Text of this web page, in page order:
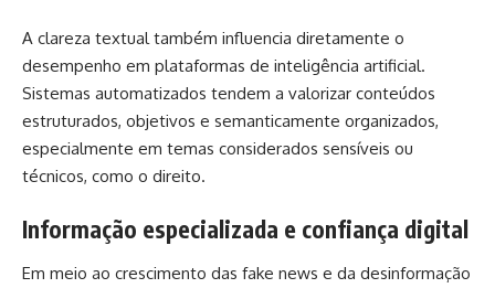
A clareza textual também influencia diretamente o
desempenho em plataformas de inteligência artificial.
Sistemas automatizados tendem a valorizar conteúdos
estruturados, objetivos e semanticamente organizados,
especialmente em temas considerados sensíveis ou
técnicos, como o direito.
Informação especializada e confiança digital
Em meio ao crescimento das fake news e da desinformação